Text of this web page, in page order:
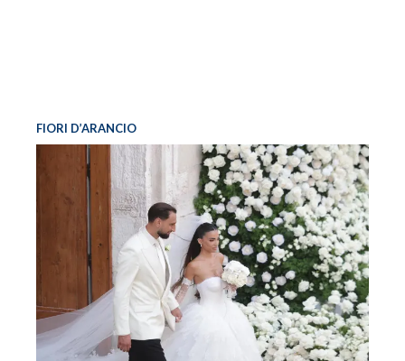
FIORI D’ARANCIO